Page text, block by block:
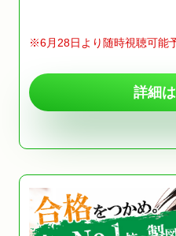
※6月28日より随時視聴可能
詳細